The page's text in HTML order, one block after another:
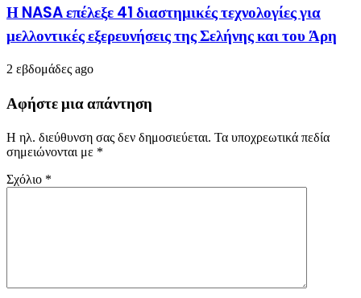
Η NASA επέλεξε 41 διαστημικές τεχνολογίες για
μελλοντικές εξερευνήσεις της Σελήνης και του Άρη
2 εβδομάδες ago
Αφήστε μια απάντηση
Η ηλ. διεύθυνση σας δεν δημοσιεύεται. Τα υποχρεωτικά πεδία
σημειώνονται με *
Σχόλιο *